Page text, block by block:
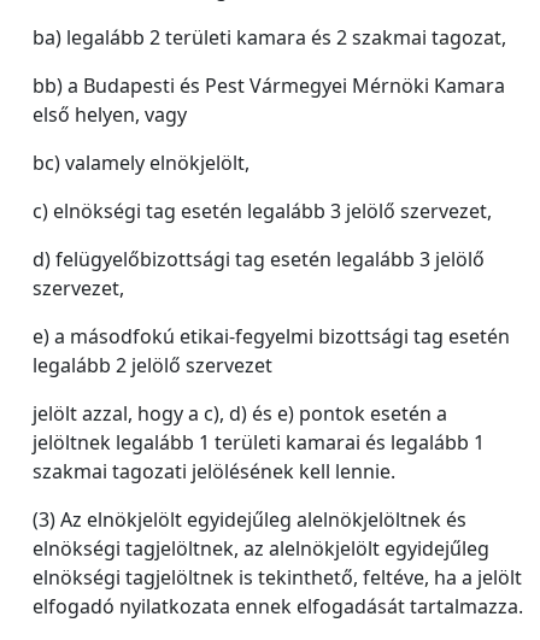
ba) legalább 2 területi kamara és 2 szakmai tagozat,
bb) a Budapesti és Pest Vármegyei Mérnöki Kamara
első helyen, vagy
bc) valamely elnökjelölt,
c) elnökségi tag esetén legalább 3 jelölő szervezet,
d) felügyelőbizottsági tag esetén legalább 3 jelölő
szervezet,
e) a másodfokú etikai-fegyelmi bizottsági tag esetén
legalább 2 jelölő szervezet
jelölt azzal, hogy a c), d) és e) pontok esetén a
jelöltnek legalább 1 területi kamarai és legalább 1
szakmai tagozati jelölésének kell lennie.
(3) Az elnökjelölt egyidejűleg alelnökjelöltnek és
elnökségi tagjelöltnek, az alelnökjelölt egyidejűleg
elnökségi tagjelöltnek is tekinthető, feltéve, ha a jelölt
elfogadó nyilatkozata ennek elfogadását tartalmazza.